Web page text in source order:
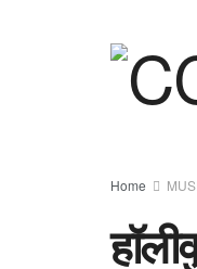
Home